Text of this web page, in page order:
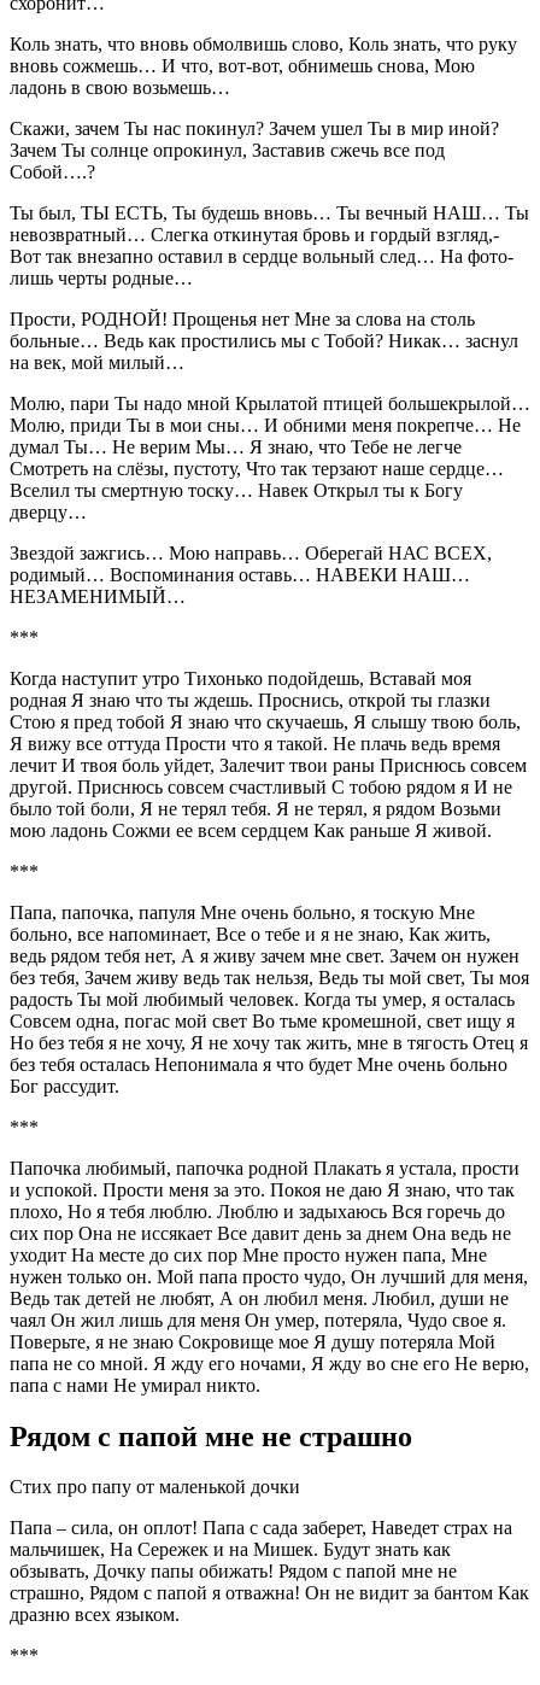
Коль знать, что вновь обмолвишь слово, Коль знать, что руку
вновь сожмешь… И что, вот-вот, обнимешь снова, Мою
ладонь в свою возьмешь…
Скажи, зачем Ты нас покинул? Зачем ушел Ты в мир иной?
Зачем Ты солнце опрокинул, Заставив сжечь все под
Собой….?
Ты был, ТЫ ЕСТЬ, Ты будешь вновь… Ты вечный НАШ… Ты
невозвратный… Слегка откинутая бровь и гордый взгляд,-
Вот так внезапно оставил в сердце вольный след… На фото-
лишь черты родные…
Прости, РОДНОЙ! Прощенья нет Мне за слова на столь
больные… Ведь как простились мы с Тобой? Никак… заснул
на век, мой милый…
Молю, пари Ты надо мной Крылатой птицей большекрылой…
Молю, приди Ты в мои сны… И обними меня покрепче… Не
думал Ты… Не верим Мы… Я знаю, что Тебе не легче
Смотреть на слёзы, пустоту, Что так терзают наше сердце…
Вселил ты смертную тоску… Навек Открыл ты к Богу
дверцу…
Звездой зажгись… Мою направь… Оберегай НАС ВСЕХ,
родимый… Воспоминания оставь… НАВЕКИ НАШ…
НЕЗАМЕНИМЫЙ…
***
Когда наступит утро Тихонько подойдешь, Вставай моя
родная Я знаю что ты ждешь. Проснись, открой ты глазки
Стою я пред тобой Я знаю что скучаешь, Я слышу твою боль,
Я вижу все оттуда Прости что я такой. Не плачь ведь время
лечит И твоя боль уйдет, Залечит твои раны Приснюсь совсем
другой. Приснюсь совсем счастливый С тобою рядом я И не
было той боли, Я не терял тебя. Я не терял, я рядом Возьми
мою ладонь Сожми ее всем сердцем Как раньше Я живой.
***
Папа, папочка, папуля Мне очень больно, я тоскую Мне
больно, все напоминает, Все о тебе и я не знаю, Как жить,
ведь рядом тебя нет, А я живу зачем мне свет. Зачем он нужен
без тебя, Зачем живу ведь так нельзя, Ведь ты мой свет, Ты моя
радость Ты мой любимый человек. Когда ты умер, я осталась
Совсем одна, погас мой свет Во тьме кромешной, свет ищу я
Но без тебя я не хочу, Я не хочу так жить, мне в тягость Отец я
без тебя осталась Непонимала я что будет Мне очень больно
Бог рассудит.
***
Папочка любимый, папочка родной Плакать я устала, прости
и успокой. Прости меня за это. Покоя не даю Я знаю, что так
плохо, Но я тебя люблю. Люблю и задыхаюсь Вся горечь до
сих пор Она не иссякает Все давит день за днем Она ведь не
уходит На месте до сих пор Мне просто нужен папа, Мне
нужен только он. Мой папа просто чудо, Он лучший для меня,
Ведь так детей не любят, А он любил меня. Любил, души не
чаял Он жил лишь для меня Он умер, потеряла, Чудо свое я.
Поверьте, я не знаю Сокровище мое Я душу потеряла Мой
папа не со мной. Я жду его ночами, Я жду во сне его Не верю,
папа с нами Не умирал никто.
Рядом с папой мне не страшно
Стих про папу от маленькой дочки
Папа – сила, он оплот! Папа с сада заберет, Наведет страх на
мальчишек, На Сережек и на Мишек. Будут знать как
обзывать, Дочку папы обижать! Рядом с папой мне не
страшно, Рядом с папой я отважна! Он не видит за бантом Как
дразню всех языком.
***